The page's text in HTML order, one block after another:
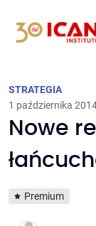
STRATEGIA
1 października
Nowe
Premium